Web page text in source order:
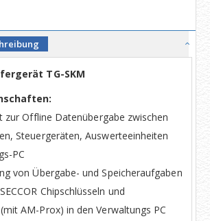
TG-SKM
zur Offline Datenübergabe zwischen
Steuergeräten, Auswerteeinheiten
PC
von Übergabe- und Speicheraufgaben
Chipschlüsseln und
AM-Prox) in den Verwaltungs PC